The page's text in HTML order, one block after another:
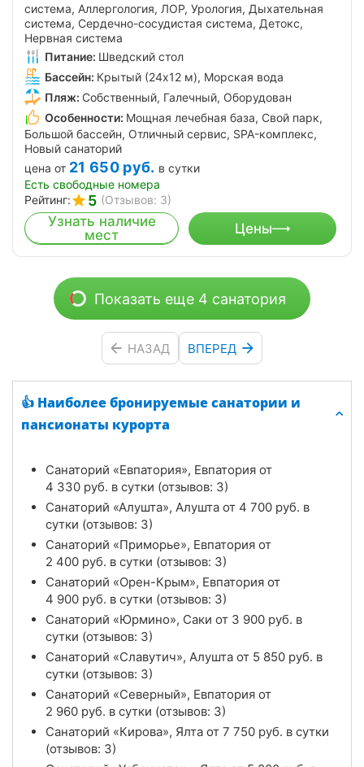
👍 Наиболее бронируемые санатории и
пансионаты курорта
Санаторий «Евпатория», Евпатория от
4 330 руб. в сутки (отзывов: 3)
Санаторий «Алушта», Алушта от 4 700 руб. в
сутки (отзывов: 3)
Санаторий «Приморье», Евпатория от
2 400 руб. в сутки (отзывов: 3)
Санаторий «Орен-Крым», Евпатория от
4 900 руб. в сутки (отзывов: 3)
Санаторий «Юрмино», Саки от 3 900 руб. в
сутки (отзывов: 3)
Санаторий «Славутич», Алушта от 5 850 руб. в
сутки (отзывов: 3)
Санаторий «Северный», Евпатория от
2 960 руб. в сутки (отзывов: 3)
Санаторий «Кирова», Ялта от 7 750 руб. в сутки
(отзывов: 3)
система, Аллергология, ЛОР, Урология, Дыхательная
система, Сердечно-сосудистая система, Детокс,
Нервная система
Питание: Шведский стол
Бассейн: Крытый (24х12 м), Морская вода
Пляж: Собственный, Галечный, Оборудован
Особенности: Мощная лечебная база, Свой парк,
Большой бассейн, Отличный сервис, SPA-комплекс,
Новый санаторий
цена от 21 650 руб. в сутки
Есть свободные номера
Рейтинг:
5 (Отзывов: 3)
Узнать наличие
мест
Цены
Показать еще 4 санатория
НАЗАД ВПЕРЕД